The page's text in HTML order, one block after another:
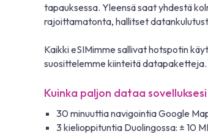
tapauksessa. Yleensä saat yhdestä
rajoittamatonta, hallitset
Kaikki eSIMimme sallivat hotspotin
suosittelemme kiinteitä
Kuinka paljon dataa
30 minuuttia navigointia Google
3 kielioppituntia Duolingossa: ± 10